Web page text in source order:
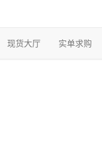
现货大厅 实单求购